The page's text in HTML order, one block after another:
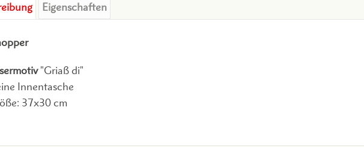
Eigenschaften
"Griaß di"
Innentasche
37x30 cm